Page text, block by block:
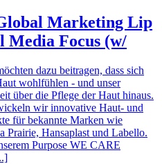
Marketing Lip
Media Focus (w/
dazu beitragen, dass sich
wohlfühlen - und unser
über die Pflege der Haut hinaus.
wir innovative Haut- und
für bekannte Marken wie
Hansaplast und Labello.
Purpose WE CARE